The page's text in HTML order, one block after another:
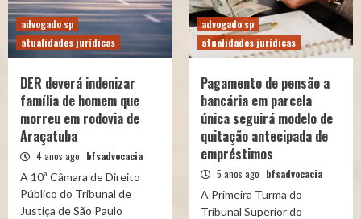
advogado sp
atualidades jurídicas
DER deverá indenizar
família de homem que
morreu em rodovia de
Araçatuba
4 anos ago bfsadvocacia
A 10ª Câmara de Direito
Público do Tribunal de
Justiça de São Paulo
advogado sp
atualidades jurídicas
Pagamento de pensão a
bancária em parcela
única seguirá modelo de
quitação antecipada de
empréstimos
5 anos ago bfsadvocacia
A Primeira Turma do
Tribunal Superior do